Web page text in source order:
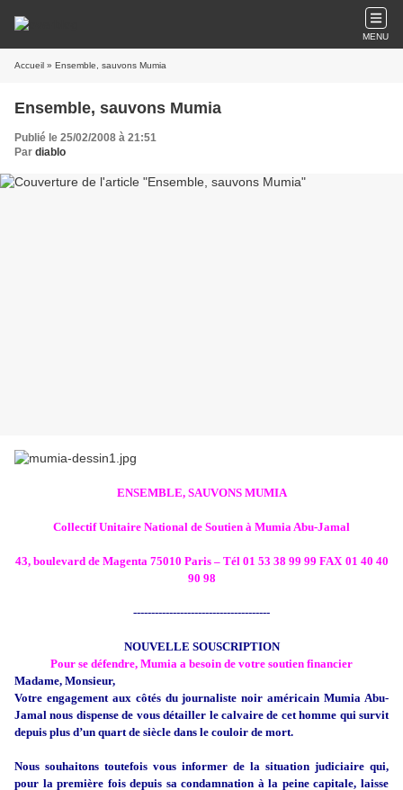
MENU
Accueil » Ensemble, sauvons Mumia
Ensemble, sauvons Mumia
Publié le 25/02/2008 à 21:51
Par diablo
ENSEMBLE, SAUVONS MUMIA
Collectif Unitaire National de Soutien à Mumia Abu-Jamal
43, boulevard de Magenta75010 Paris – Tél 01 53 38 99 99 FAX 01 40 40
90 98
--------------------------------------
NOUVELLE SOUSCRIPTION
Pour se défendre, Mumia a besoin de votre soutien financier
Madame, Monsieur,
Votre engagement aux côtés du journaliste noir américain Mumia Abu-
Jamal nous dispense de vous détailler le calvaire de cet homme qui survit
depuis plus d’un quart de siècle dans le couloir de mort.
Nous souhaitons toutefois vous informer de la situation judiciaire qui,
pour la première fois depuis sa condamnation à la peine capitale, laisse